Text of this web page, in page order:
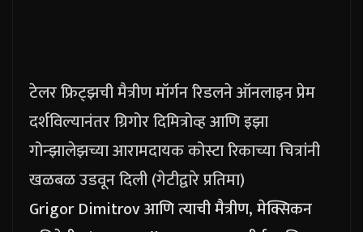
टेलर फ्रिट्झची मैत्रीण मॉर्गन रिडलने ऑनलाइन प्रेम
दर्शविल्यानंतर ग्रिगोर दिमित्रोव्ह आणि इझा
गोन्झालेझच्या आरामदायक कोस्टा रिकाच्या चित्रांनी
खळबळ उडवून दिली (गेटीद्वारे प्रतिमा)
Grigor Dimitrov आणि त्याची मैत्रीण, मेक्सिकन